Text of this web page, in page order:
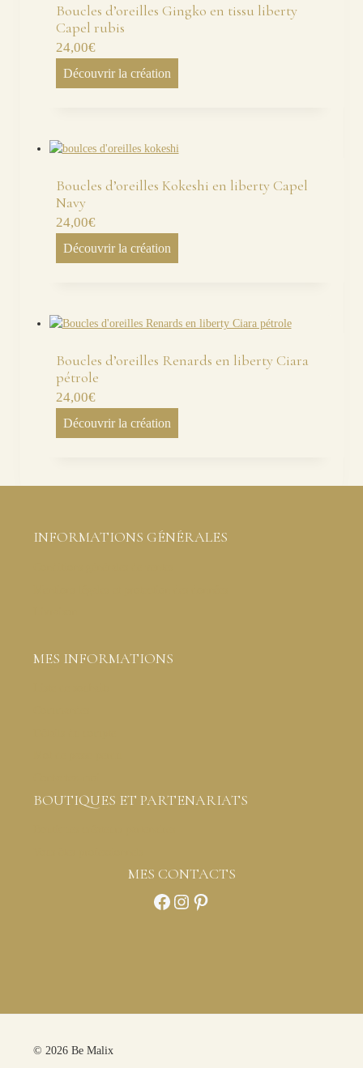
Boucles d’oreilles Gingko en tissu liberty
Capel rubis
24,00€
Découvrir la création
Boucles d’oreilles Kokeshi en liberty Capel
Navy
24,00€
Découvrir la création
Boucles d’oreilles Renards en liberty Ciara
pétrole
24,00€
Découvrir la création
INFORMATIONS GÉNÉRALES
MES INFORMATIONS
BOUTIQUES ET PARTENARIATS
MES CONTACTS
Facebook
Instagram
Pinterest
© 2026 Be Malix